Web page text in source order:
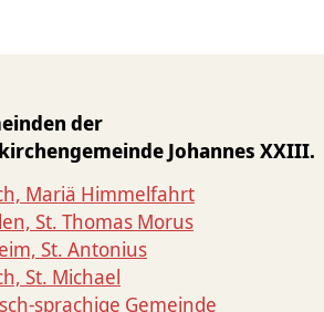
der
Johannes XXIII.
Mariä Himmelfahrt
St. Thomas Morus
St. Antonius
St. Michael
sprachige Gemeinde